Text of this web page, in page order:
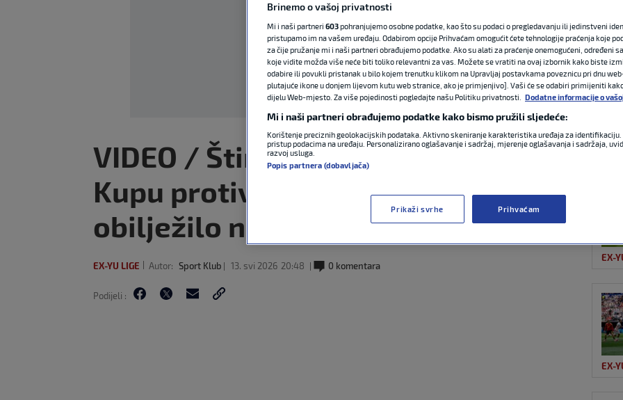
OGLAS
VIDEO / Štimac i Zrinjski do titule u
Kupu protiv Veleža, kraj utakmice
obilježilo naguravanje igrača
EX-YU LIGE Autor: Sport Klub 13. svi 2026 20:48 0 komentara
Podijeli :
EX-
EX-
Brinemo o vašoj privatnosti
Mi i naši partneri 603pohranjujemo osobne podatke, kao što su podaci o pregledavanju ili jedinstveni
pristupamo im na vašem uređaju. Odabirom opcije Prihvaćam omogućit ćete tehnologije praćenja koje
za čije pružanje mi i naši partneri obrađujemo podatke. Ako su alati za praćenje onemogućeni, određeni
koje vidite možda više neće biti toliko relevantni za vas. Možete se vratiti na ovaj izbornik kako biste
odabire ili povukli pristanak u bilo kojem trenutku klikom na Upravljaj postavkama poveznicu pri dnu
plutajuće ikone u donjem lijevom kutu web stranice, ako je primjenjivo]. Vaši će se odabiri primijeniti
dijelu Web-mjesto. Za više pojedinosti pogledajte našu Politiku privatnosti.
Dodatne informacije o
Mi i naši partneri obrađujemo podatke kako bismo pružili sljedeće:
Korištenje preciznih geolokacijskih podataka. Aktivno skeniranje karakteristika uređaja za
pristup podacima na uređaju. Personalizirano oglašavanje i sadržaj, mjerenje oglašavanja i sadržaja,
razvoj usluga.
Popis partnera (dobavljača)
Prikaži svrhe Prihvaćam